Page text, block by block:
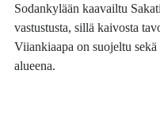
Sodankylään kaavailtu
vastustusta, sillä kaivosta
Viiankiaapa on suojeltu
alueena.